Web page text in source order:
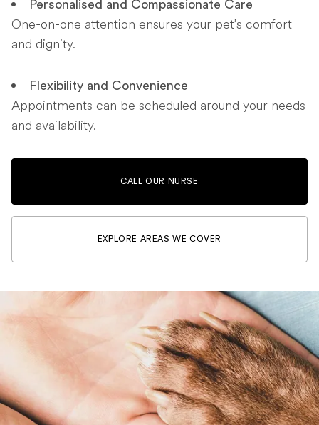
Personalised and Compassionate Care
One-on-one attention ensures your pet’s comfort
and dignity.
Flexibility and Convenience
Appointments can be scheduled around your needs
and availability.
CALL OUR NURSE
EXPLORE AREAS WE COVER